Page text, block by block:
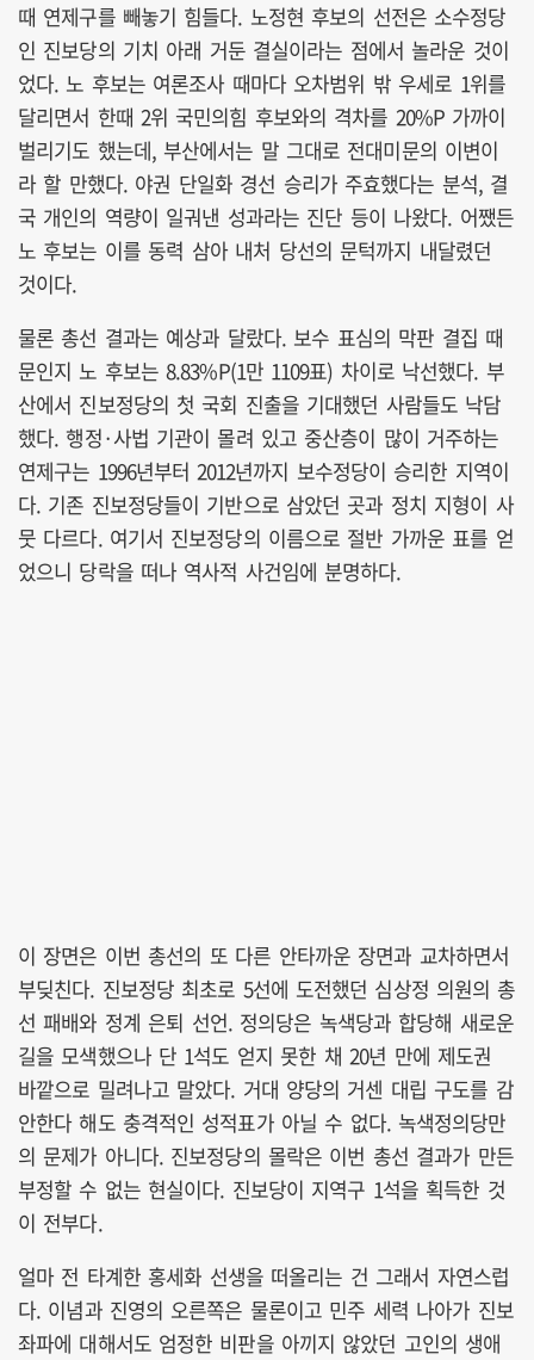
때 연제구를 빼놓기 힘들다. 노정현 후보의 선전은 소수정당
인 진보당의 기치 아래 거둔 결실이라는 점에서 놀라운 것이
었다. 노 후보는 여론조사 때마다 오차범위 밖 우세로 1위를
달리면서 한때 2위 국민의힘 후보와의 격차를 20%P 가까이
벌리기도 했는데, 부산에서는 말 그대로 전대미문의 이변이
라 할 만했다. 야권 단일화 경선 승리가 주효했다는 분석, 결
국 개인의 역량이 일궈낸 성과라는 진단 등이 나왔다. 어쨌든
노 후보는 이를 동력 삼아 내처 당선의 문턱까지 내달렸던
것이다.
물론 총선 결과는 예상과 달랐다. 보수 표심의 막판 결집 때
문인지 노 후보는 8.83%P(1만 1109표) 차이로 낙선했다. 부
산에서 진보정당의 첫 국회 진출을 기대했던 사람들도 낙담
했다. 행정·사법 기관이 몰려 있고 중산층이 많이 거주하는
연제구는 1996년부터 2012년까지 보수정당이 승리한 지역이
다. 기존 진보정당들이 기반으로 삼았던 곳과 정치 지형이 사
뭇 다르다. 여기서 진보정당의 이름으로 절반 가까운 표를 얻
었으니 당락을 떠나 역사적 사건임에 분명하다.
이 장면은 이번 총선의 또 다른 안타까운 장면과 교차하면서
부딪친다. 진보정당 최초로 5선에 도전했던 심상정 의원의 총
선 패배와 정계 은퇴 선언. 정의당은 녹색당과 합당해 새로운
길을 모색했으나 단 1석도 얻지 못한 채 20년 만에 제도권
바깥으로 밀려나고 말았다. 거대 양당의 거센 대립 구도를 감
안한다 해도 충격적인 성적표가 아닐 수 없다. 녹색정의당만
의 문제가 아니다. 진보정당의 몰락은 이번 총선 결과가 만든
부정할 수 없는 현실이다. 진보당이 지역구 1석을 획득한 것
이 전부다.
얼마 전 타계한 홍세화 선생을 떠올리는 건 그래서 자연스럽
다. 이념과 진영의 오른쪽은 물론이고 민주 세력 나아가 진보
좌파에 대해서도 엄정한 비판을 아끼지 않았던 고인의 생애